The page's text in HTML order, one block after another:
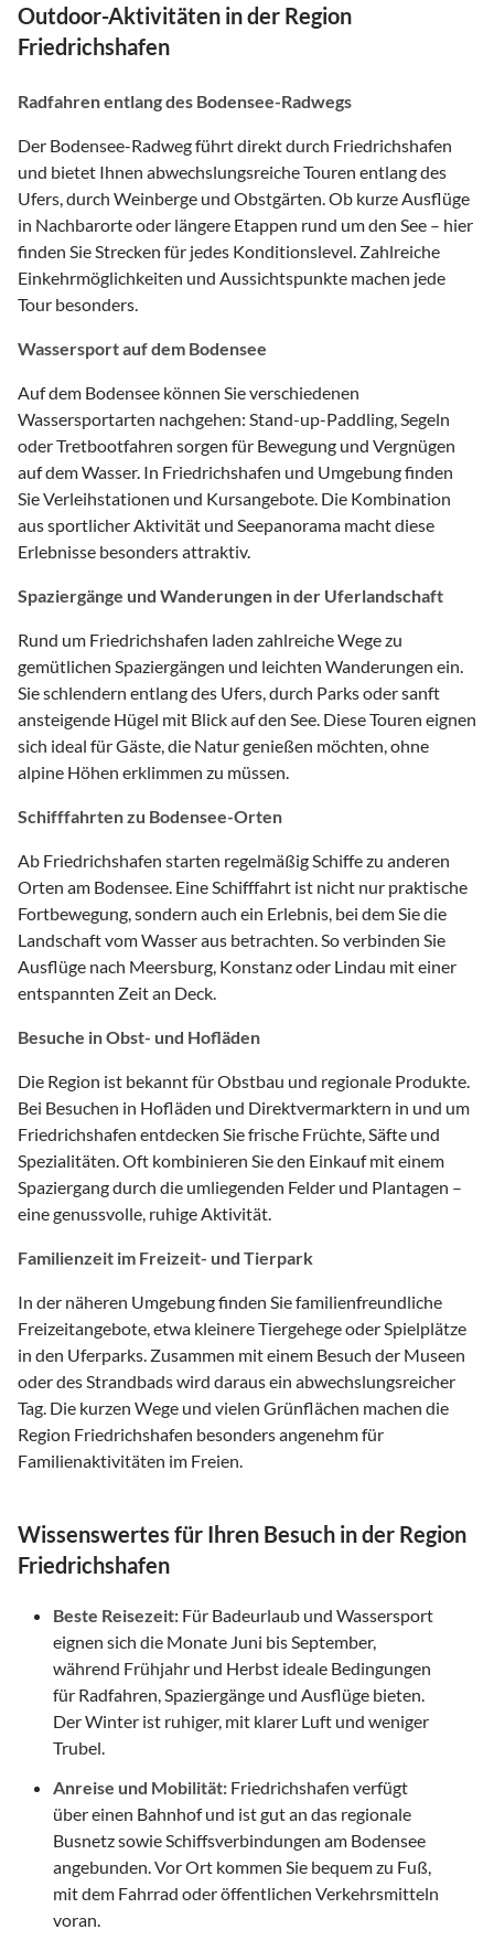
Outdoor-Aktivitäten in der Region
Friedrichshafen
Radfahren entlang des Bodensee-Radwegs
Der Bodensee-Radweg führt direkt durch Friedrichshafen
und bietet Ihnen abwechslungsreiche Touren entlang des
Ufers, durch Weinberge und Obstgärten. Ob kurze Ausflüge
in Nachbarorte oder längere Etappen rund um den See – hier
finden Sie Strecken für jedes Konditionslevel. Zahlreiche
Einkehrmöglichkeiten und Aussichtspunkte machen jede
Tour besonders.
Wassersport auf dem Bodensee
Auf dem Bodensee können Sie verschiedenen
Wassersportarten nachgehen: Stand-up-Paddling, Segeln
oder Tretbootfahren sorgen für Bewegung und Vergnügen
auf dem Wasser. In Friedrichshafen und Umgebung finden
Sie Verleihstationen und Kursangebote. Die Kombination
aus sportlicher Aktivität und Seepanorama macht diese
Erlebnisse besonders attraktiv.
Spaziergänge und Wanderungen in der Uferlandschaft
Rund um Friedrichshafen laden zahlreiche Wege zu
gemütlichen Spaziergängen und leichten Wanderungen ein.
Sie schlendern entlang des Ufers, durch Parks oder sanft
ansteigende Hügel mit Blick auf den See. Diese Touren eignen
sich ideal für Gäste, die Natur genießen möchten, ohne
alpine Höhen erklimmen zu müssen.
Schifffahrten zu Bodensee-Orten
Ab Friedrichshafen starten regelmäßig Schiffe zu anderen
Orten am Bodensee. Eine Schifffahrt ist nicht nur praktische
Fortbewegung, sondern auch ein Erlebnis, bei dem Sie die
Landschaft vom Wasser aus betrachten. So verbinden Sie
Ausflüge nach Meersburg, Konstanz oder Lindau mit einer
entspannten Zeit an Deck.
Besuche in Obst- und Hofläden
Die Region ist bekannt für Obstbau und regionale Produkte.
Bei Besuchen in Hofläden und Direktvermarktern in und um
Friedrichshafen entdecken Sie frische Früchte, Säfte und
Spezialitäten. Oft kombinieren Sie den Einkauf mit einem
Spaziergang durch die umliegenden Felder und Plantagen –
eine genussvolle, ruhige Aktivität.
Familienzeit im Freizeit- und Tierpark
In der näheren Umgebung finden Sie familienfreundliche
Freizeitangebote, etwa kleinere Tiergehege oder Spielplätze
in den Uferparks. Zusammen mit einem Besuch der Museen
oder des Strandbads wird daraus ein abwechslungsreicher
Tag. Die kurzen Wege und vielen Grünflächen machen die
Region Friedrichshafen besonders angenehm für
Familienaktivitäten im Freien.
Wissenswertes für Ihren Besuch in der Region
Friedrichshafen
Beste Reisezeit: Für Badeurlaub und Wassersport
eignen sich die Monate Juni bis September,
während Frühjahr und Herbst ideale Bedingungen
für Radfahren, Spaziergänge und Ausflüge bieten.
Der Winter ist ruhiger, mit klarer Luft und weniger
Trubel.
Anreise und Mobilität: Friedrichshafen verfügt
über einen Bahnhof und ist gut an das regionale
Busnetz sowie Schiffsverbindungen am Bodensee
angebunden. Vor Ort kommen Sie bequem zu Fuß,
mit dem Fahrrad oder öffentlichen Verkehrsmitteln
voran.